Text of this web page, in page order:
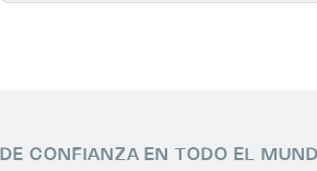
DE CONFIANZA EN TODO EL